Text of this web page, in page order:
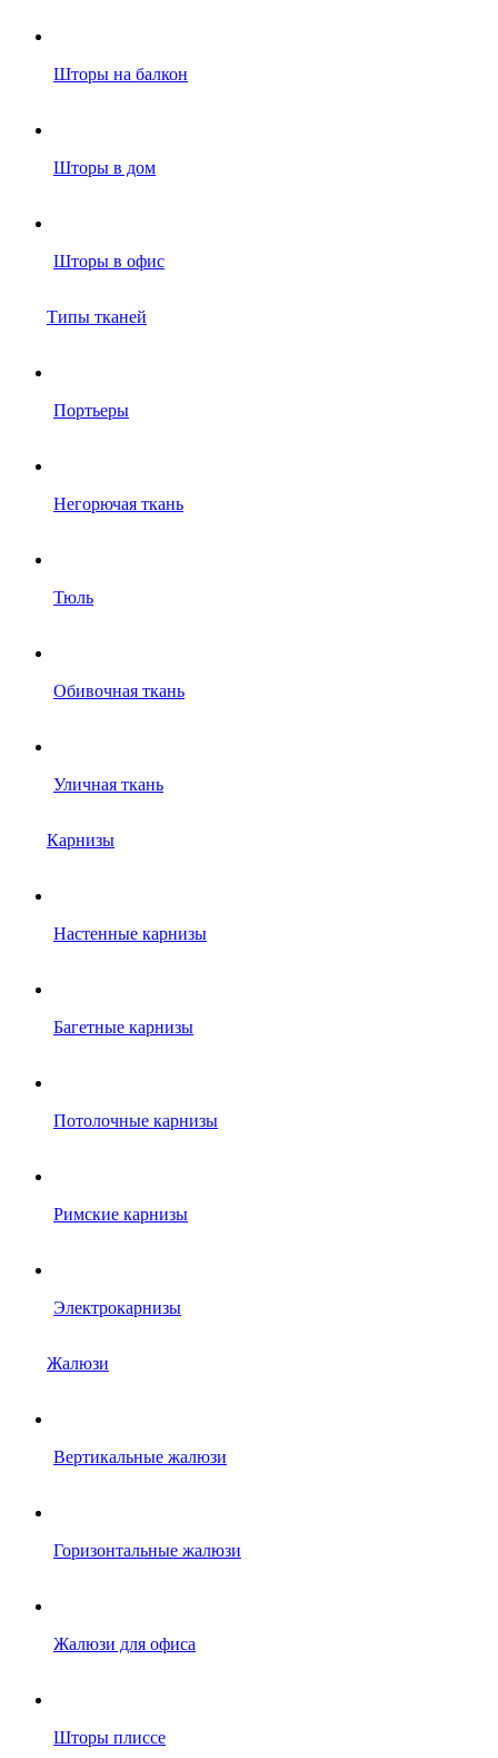
Шторы на балкон
Шторы в дом
Шторы в офис
Типы тканей
Портьеры
Негорючая ткань
Тюль
Обивочная ткань
Уличная ткань
Карнизы
Настенные карнизы
Багетные карнизы
Потолочные карнизы
Римские карнизы
Электрокарнизы
Жалюзи
Вертикальные жалюзи
Горизонтальные жалюзи
Жалюзи для офиса
Шторы плиссе